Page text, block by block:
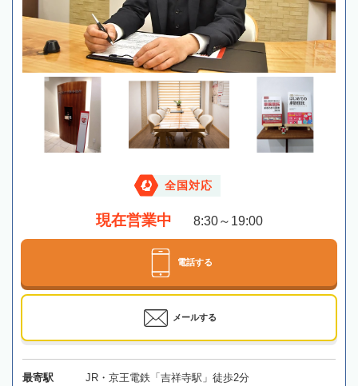
全国対応
現在営業中 8:30～19:00
電話する
メールする
最寄駅 JR・京王電鉄「吉祥寺駅」徒歩2分